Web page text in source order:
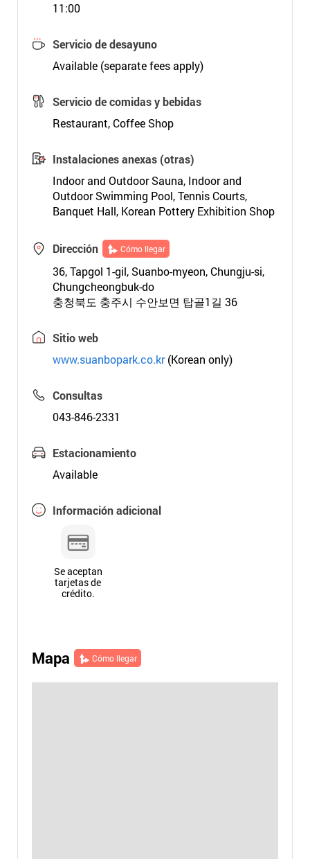
11:00
Servicio de desayuno
Available (separate fees apply)
Servicio de comidas y bebidas
Restaurant, Coffee Shop
Instalaciones anexas (otras)
Indoor and Outdoor Sauna, Indoor and
Outdoor Swimming Pool, Tennis Courts,
Banquet Hall, Korean Pottery Exhibition Shop
Dirección Cómo llegar
36, Tapgol 1-gil, Suanbo-myeon, Chungju-si,
Chungcheongbuk-do
충청북도 충주시 수안보면 탑골1길 36
Sitio web
www.suanbopark.co.kr(Korean only)
Consultas
043-846-2331
Estacionamiento
Available
Información adicional
Se aceptan
tarjetas de
crédito.
Mapa Cómo llegar